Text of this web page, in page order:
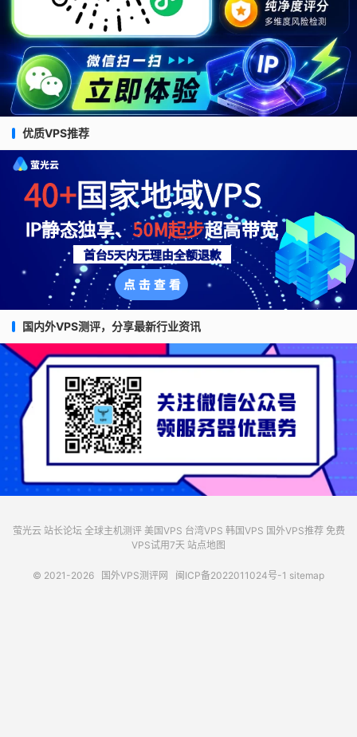
优质VPS推荐
国内外VPS测评，分享最新行业资讯
萤光云 站长论坛 全球主机测评 美国VPS 台湾VPS 韩国VPS 国外VPS推荐 免费
VPS试用7天 站点地图
© 2021-2026 国外VPS测评网 闽ICP备2022011024号-1 sitemap